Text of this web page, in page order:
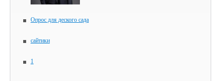
Опрос для деского сада
сайтики
1